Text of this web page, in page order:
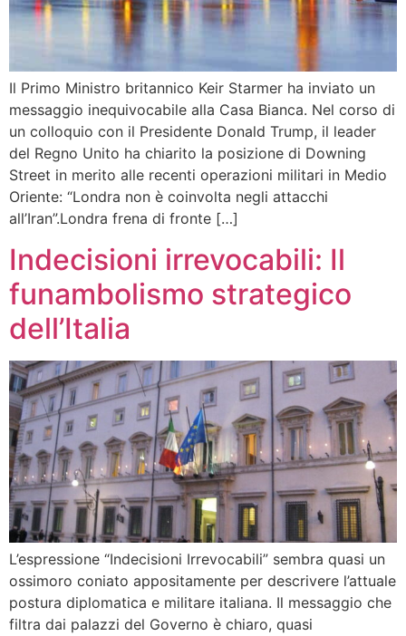
Il Primo Ministro britannico Keir Starmer ha inviato un
messaggio inequivocabile alla Casa Bianca. Nel corso di
un colloquio con il Presidente Donald Trump, il leader
del Regno Unito ha chiarito la posizione di Downing
Street in merito alle recenti operazioni militari in Medio
Oriente: “Londra non è coinvolta negli attacchi
all’Iran”.Londra frena di fronte […]
Indecisioni irrevocabili: Il
funambolismo strategico
dell’Italia
L’espressione “Indecisioni Irrevocabili” sembra quasi un
ossimoro coniato appositamente per descrivere l’attuale
postura diplomatica e militare italiana. Il messaggio che
filtra dai palazzi del Governo è chiaro, quasi